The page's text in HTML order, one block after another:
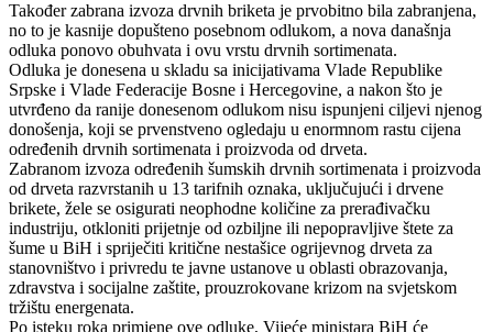
Također zabrana izvoza drvnih briketa je prvobitno bila zabranjena,
no to je kasnije dopušteno posebnom odlukom, a nova današnja
odluka ponovo obuhvata i ovu vrstu drvnih sortimenata.
Odluka je donesena u skladu sa inicijativama Vlade Republike
Srpske i Vlade Federacije Bosne i Hercegovine, a nakon što je
utvrđeno da ranije donesenom odlukom nisu ispunjeni ciljevi njenog
donošenja, koji se prvenstveno ogledaju u enormnom rastu cijena
određenih drvnih sortimenata i proizvoda od drveta.
Zabranom izvoza određenih šumskih drvnih sortimenata i proizvoda
od drveta razvrstanih u 13 tarifnih oznaka, uključujući i drvene
brikete, žele se osigurati neophodne količine za prerađivačku
industriju, otkloniti prijetnje od ozbiljne ili nepopravljive štete za
šume u BiH i spriječiti kritične nestašice ogrijevnog drveta za
stanovništvo i privredu te javne ustanove u oblasti obrazovanja,
zdravstva i socijalne zaštite, prouzrokovane krizom na svjetskom
tržištu energenata.
Po isteku roka primjene ove odluke, Vijeće ministara BiH će